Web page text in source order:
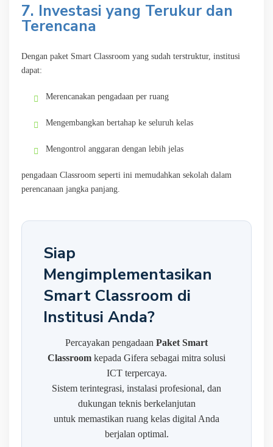
7. Investasi yang Terukur dan
Terencana
Dengan paket Smart Classroom yang sudah terstruktur, institusi
dapat:
Merencanakan pengadaan per ruang
Mengembangkan bertahap ke seluruh kelas
Mengontrol anggaran dengan lebih jelas
pengadaan Classroom seperti ini memudahkan sekolah dalam
perencanaan jangka panjang.
Siap
Mengimplementasikan
Smart Classroom di
Institusi Anda?
Percayakan pengadaan Paket Smart
Classroom kepada Gifera sebagai mitra solusi
ICT terpercaya.
Sistem terintegrasi, instalasi profesional, dan
dukungan teknis berkelanjutan
untuk memastikan ruang kelas digital Anda
berjalan optimal.